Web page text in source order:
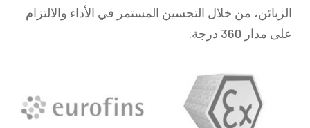
الزبائن، من خلال التحسين المستمر في الأداء والالتزام
على مدار 360 درجة.